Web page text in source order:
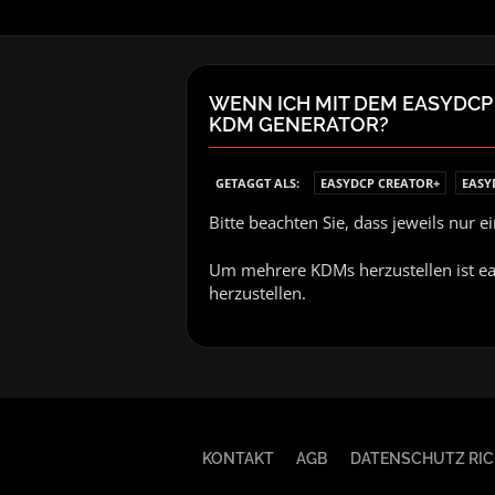
WENN ICH MIT DEM
KDM GENERATOR?
GETAGGT ALS: EASYDCP CREATOR+
Bitte beachten Sie, dass jeweils nur
Um mehrere KDMs herzustellen ist
herzustellen.
KONTAKT AGB DATENSCHUTZ